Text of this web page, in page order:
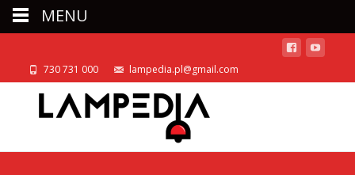
730 731 000 lampedia.pl@gmail.com
MENU